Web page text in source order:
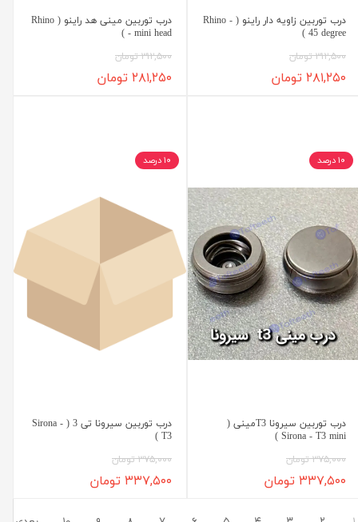
درب توربین زاویه دار راینو ( Rhino -
45 degree )
۳۱۲,۵۰۰ تومان
۲۸۱,۲۵۰ تومان
درب توربین مینی هد راینو ( Rhino
- mini head )
۳۱۲,۵۰۰ تومان
۲۸۱,۲۵۰ تومان
درب توربین سیرونا T3مینی (
Sirona - T3 mini )
۳۷۵,۰۰۰ تومان
۳۳۷,۵۰۰ تومان
۱۰ درصد
درب توربین سیرونا تی 3 ( Sirona -
T3 )
۳۷۵,۰۰۰ تومان
۳۳۷,۵۰۰ تومان
۱۰ درصد